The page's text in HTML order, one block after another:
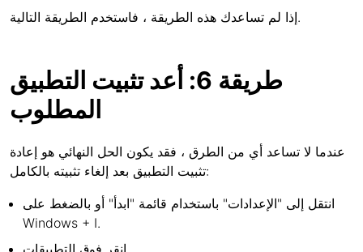
إذا لم تساعدك هذه الطريقة ، فاستخدم الطريقة التالية.
طريقة 6: أعد تثبيت التطبيق
المطلوب
عندما لا تساعد أي من الطرق ، فقد يكون الحل النهائي هو إعادة
تثبيت التطبيق بعد إلغاء تثبيته بالكامل:
انتقل إلى "الإعدادات" باستخدام قائمة "ابدأ" أو بالضغط على
Windows + I.
انقر فوق التطبيقات.